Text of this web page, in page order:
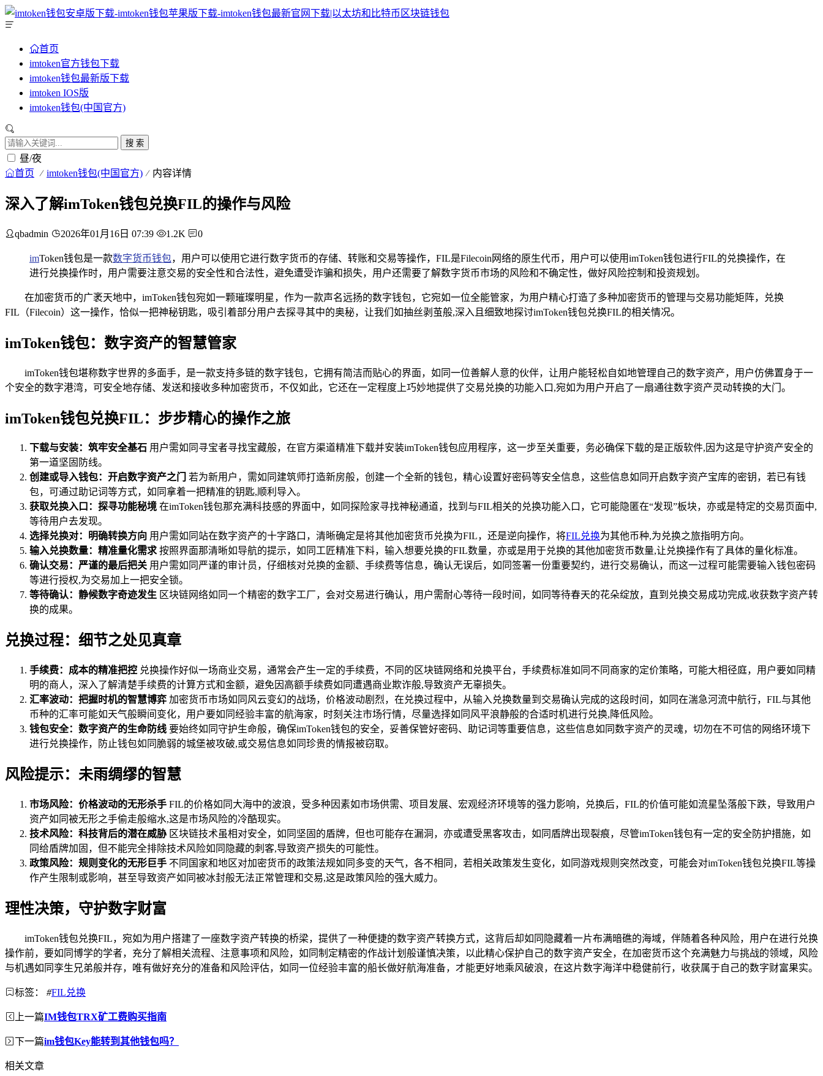
首页
imtoken官方钱包下载
imtoken钱包最新版下载
imtoken IOS版
imtoken钱包(中国官方)
搜 索
昼/夜
首页 imtoken钱包(中国官方) 内容详情
深入了解imToken钱包兑换FIL的操作与风险
qbadmin 2026年01月16日 07:39 1.2K 0
imToken钱包是一款数字货币钱包，用户可以使用它进行数字货币的存储、转账和交易等操作，FIL是Filecoin网络的原生代币，用户可以使用imToken钱包进行FIL的兑换操作，在
进行兑换操作时，用户需要注意交易的安全性和合法性，避免遭受诈骗和损失，用户还需要了解数字货币市场的风险和不确定性，做好风险控制和投资规划。
在加密货币的广袤天地中，imToken钱包宛如一颗璀璨明星，作为一款声名远扬的数字钱包，它宛如一位全能管家，为用户精心打造了多种加密货币的管理与交易功能矩阵，兑换
FIL（Filecoin）这一操作，恰似一把神秘钥匙，吸引着部分用户去探寻其中的奥秘，让我们如抽丝剥茧般,深入且细致地探讨imToken钱包兑换FIL的相关情况。
imToken钱包：数字资产的智慧管家
imToken钱包堪称数字世界的多面手，是一款支持多链的数字钱包，它拥有简洁而贴心的界面，如同一位善解人意的伙伴，让用户能轻松自如地管理自己的数字资产，用户仿佛置身于一
个安全的数字港湾，可安全地存储、发送和接收多种加密货币，不仅如此，它还在一定程度上巧妙地提供了交易兑换的功能入口,宛如为用户开启了一扇通往数字资产灵动转换的大门。
imToken钱包兑换FIL：步步精心的操作之旅
下载与安装：筑牢安全基石 用户需如同寻宝者寻找宝藏般，在官方渠道精准下载并安装imToken钱包应用程序，这一步至关重要，务必确保下载的是正版软件,因为这是守护资产安全的
第一道坚固防线。
创建或导入钱包：开启数字资产之门
若为新用户，需如同建筑师打造新房般，创建一个全新的钱包，精心设置好密码等安全信息，这些信息如同开启数字资产宝库的密钥，若已有钱
包，可通过助记词等方式，如同拿着一把精准的钥匙,顺利导入。
获取兑换入口：探寻功能秘境 在imToken钱包那充满科技感的界面中，如同探险家寻找神秘通道，找到与FIL相关的兑换功能入口，它可能隐匿在“发现”板块，亦或是特定的交易页面中,
等待用户去发现。
选择兑换对：明确转换方向 用户需如同站在数字资产的十字路口，清晰确定是将其他加密货币兑换为FIL，还是逆向操作，将FIL兑换为其他币种,为兑换之旅指明方向。
输入兑换数量：精准量化需求按照界面那清晰如导航的提示，如同工匠精准下料，输入想要兑换的FIL数量，亦或是用于兑换的其他加密货币数量,让兑换操作有了具体的量化标准。
确认交易：严谨的最后把关 用户需如同严谨的审计员，仔细核对兑换的金额、手续费等信息，确认无误后，如同签署一份重要契约，进行交易确认，而这一过程可能需要输入钱包密码
等进行授权,为交易加上一把安全锁。
等待确认：静候数字奇迹发生 区块链网络如同一个精密的数字工厂，会对交易进行确认，用户需耐心等待一段时间，如同等待春天的花朵绽放，直到兑换交易成功完成,收获数字资产转
换的成果。
兑换过程：细节之处见真章
手续费：成本的精准把控 兑换操作好似一场商业交易，通常会产生一定的手续费，不同的区块链网络和兑换平台，手续费标准如同不同商家的定价策略，可能大相径庭，用户要如同精
明的商人，深入了解清楚手续费的计算方式和金额，避免因高额手续费如同遭遇商业欺诈般,导致资产无辜损失。
汇率波动：把握时机的智慧博弈 加密货币市场如同风云变幻的战场，价格波动剧烈，在兑换过程中，从输入兑换数量到交易确认完成的这段时间，如同在湍急河流中航行，FIL与其他
币种的汇率可能如天气般瞬间变化，用户要如同经验丰富的航海家，时刻关注市场行情，尽量选择如同风平浪静般的合适时机进行兑换,降低风险。
钱包安全：数字资产的生命防线 要始终如同守护生命般，确保imToken钱包的安全，妥善保管好密码、助记词等重要信息，这些信息如同数字资产的灵魂，切勿在不可信的网络环境下
进行兑换操作，防止钱包如同脆弱的城堡被攻破,或交易信息如同珍贵的情报被窃取。
风险提示：未雨绸缪的智慧
市场风险：价格波动的无形杀手 FIL的价格如同大海中的波浪，受多种因素如市场供需、项目发展、宏观经济环境等的强力影响，兑换后，FIL的价值可能如流星坠落般下跌，导致用户
资产如同被无形之手偷走般缩水,这是市场风险的冷酷现实。
技术风险：科技背后的潜在威胁 区块链技术虽相对安全，如同坚固的盾牌，但也可能存在漏洞，亦或遭受黑客攻击，如同盾牌出现裂痕，尽管imToken钱包有一定的安全防护措施，如
同给盾牌加固，但不能完全排除技术风险如同隐藏的刺客,导致资产损失的可能性。
政策风险：规则变化的无形巨手 不同国家和地区对加密货币的政策法规如同多变的天气，各不相同，若相关政策发生变化，如同游戏规则突然改变，可能会对imToken钱包兑换FIL等操
作产生限制或影响，甚至导致资产如同被冰封般无法正常管理和交易,这是政策风险的强大威力。
理性决策，守护数字财富
imToken钱包兑换FIL，宛如为用户搭建了一座数字资产转换的桥梁，提供了一种便捷的数字资产转换方式，这背后却如同隐藏着一片布满暗礁的海域，伴随着各种风险，用户在进行兑换
操作前，要如同博学的学者，充分了解相关流程、注意事项和风险，如同制定精密的作战计划般谨慎决策，以此精心保护自己的数字资产安全，在加密货币这个充满魅力与挑战的领域，风险
与机遇如同孪生兄弟般并存，唯有做好充分的准备和风险评估，如同一位经验丰富的船长做好航海准备，才能更好地乘风破浪，在这片数字海洋中稳健前行，收获属于自己的数字财富果实。
标签： #FIL兑换
上一篇IM钱包TRX矿工费购买指南
下一篇im钱包Key能转到其他钱包吗？
相关文章